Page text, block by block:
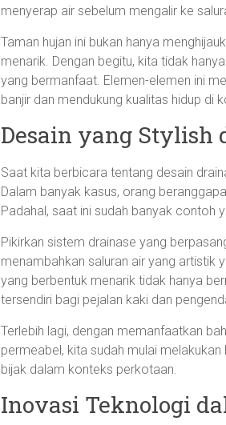
menyerap air sebelum mengalir ke
Taman hujan ini bukan hanya
menarik. Dengan begitu, kita tidak
yang bermanfaat. Elemen-elemen ini
banjir dan mendukung kualitas hidup di
Desain yang Stylish
Saat kita berbicara tentang desain
Dalam banyak kasus, orang
Padahal, saat ini sudah banyak contoh
Pikirkan sistem drainase yang
menambahkan saluran air yang artistik
yang berbentuk menarik tidak hanya
tersendiri bagi pejalan kaki dan
Terlebih lagi, dengan memanfaatkan
permeabel, kita sudah mulai
bijak dalam konteks perkotaan.
Inovasi Teknologi